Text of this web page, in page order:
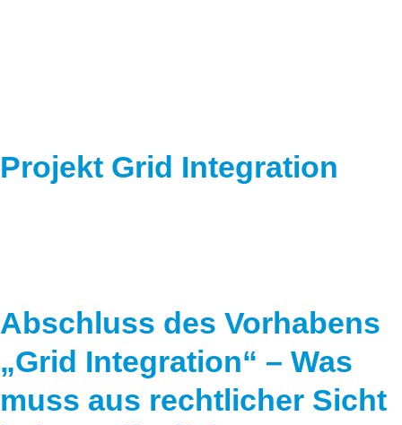
Schriften zum Umweltenergierecht
Projekt Grid Integration
Abschluss des Vorhabens
„Grid Integration“ – Was
muss aus rechtlicher Sicht